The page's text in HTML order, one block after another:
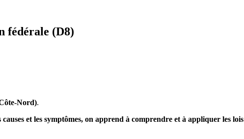
fédérale (D8)
Nord).
et les symptômes, on apprend à comprendre et à appliquer les